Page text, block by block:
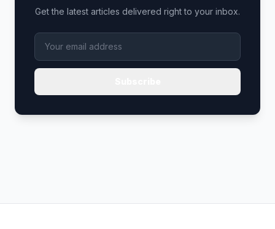
Get the latest articles delivered right to your inbox.